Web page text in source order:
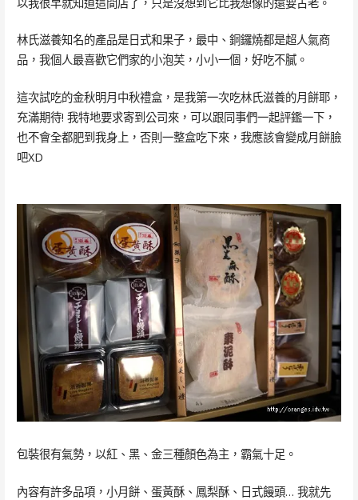
林氏滋養知名的產品是日式和果子，最中、銅鑼燒都是超人氣商
品，我個人最喜歡它們家的小泡芙，小小一個，好吃不膩。
這次試吃的金秋明月中秋禮盒，是我第一次吃林氏滋養的月餅耶，
充滿期待! 我特地要求寄到公司來，可以跟同事們一起評鑑一下，
也不會全都肥到我身上，否則一整盒吃下來，我應該會變成月餅臉
吧XD
包裝很有氣勢，以紅、黑、金三種顏色為主，霸氣十足。
內容有許多品項，小月餅、蛋黃酥、鳳梨酥、日式饅頭… 我就先